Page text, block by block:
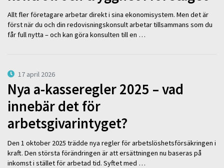
Allt fler företagare arbetar direkt i sina ekonomisystem. Men det är
först när du och din redovisningskonsult arbetar tillsammans som du
får full nytta – och kan göra konsulten till en …
17 april 2026
Nya a-kasseregler 2025 – vad
innebär det för
arbetsgivarintyget?
Den 1 oktober 2025 trädde nya regler för arbetslöshetsförsäkringen i
kraft. Den största förändringen är att ersättningen nu baseras på
inkomst i stället för arbetad tid. Syftet med …